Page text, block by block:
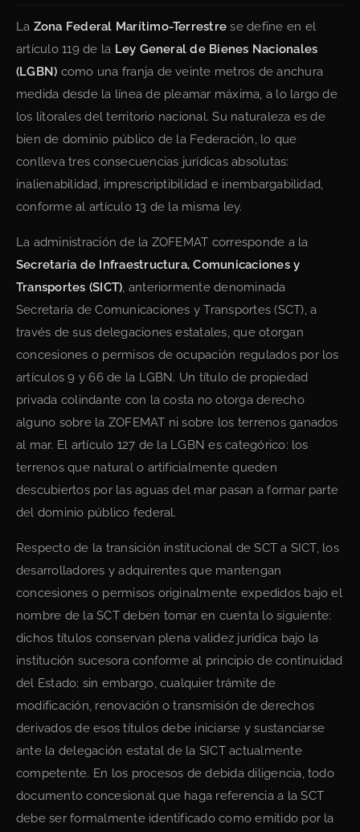
La Zona Federal Marítimo-Terrestre se define en el
artículo 119 de la Ley General de Bienes Nacionales
(LGBN) como una franja de veinte metros de anchura
medida desde la línea de pleamar máxima, a lo largo de
los litorales del territorio nacional. Su naturaleza es de
bien de dominio público de la Federación, lo que
conlleva tres consecuencias jurídicas absolutas:
inalienabilidad, imprescriptibilidad e inembargabilidad,
conforme al artículo 13 de la misma ley.
La administración de la ZOFEMAT corresponde a la
Secretaría de Infraestructura, Comunicaciones y
Transportes (SICT), anteriormente denominada
Secretaría de Comunicaciones y Transportes (SCT), a
través de sus delegaciones estatales, que otorgan
concesiones o permisos de ocupación regulados por los
artículos 9 y 66 de la LGBN. Un título de propiedad
privada colindante con la costa no otorga derecho
alguno sobre la ZOFEMAT ni sobre los terrenos ganados
al mar. El artículo 127 de la LGBN es categórico: los
terrenos que natural o artificialmente queden
descubiertos por las aguas del mar pasan a formar parte
del dominio público federal.
Respecto de la transición institucional de SCT a SICT, los
desarrolladores y adquirentes que mantengan
concesiones o permisos originalmente expedidos bajo el
nombre de la SCT deben tomar en cuenta lo siguiente:
dichos títulos conservan plena validez jurídica bajo la
institución sucesora conforme al principio de continuidad
del Estado; sin embargo, cualquier trámite de
modificación, renovación o transmisión de derechos
derivados de esos títulos debe iniciarse y sustanciarse
ante la delegación estatal de la SICT actualmente
competente. En los procesos de debida diligencia, todo
documento concesional que haga referencia a la SCT
debe ser formalmente identificado como emitido por la